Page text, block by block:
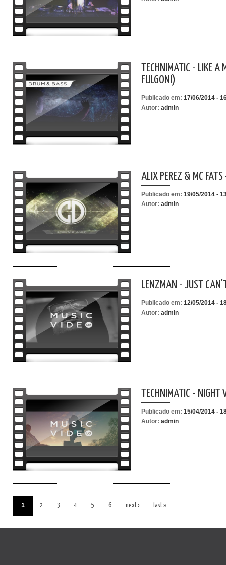
TECHNIMATIC - LIKE A
FULGONI)
Publicado em: 17/06/2014 -
Autor: admin
ALIX PEREZ & MC FATS
Publicado em: 19/05/2014 -
Autor: admin
LENZMAN - JUST
Publicado em: 12/05/2014 -
Autor: admin
TECHNIMATIC - NIGHT
Publicado em: 15/04/2014 -
Autor: admin
1 2 3 4 5 6 next › last »